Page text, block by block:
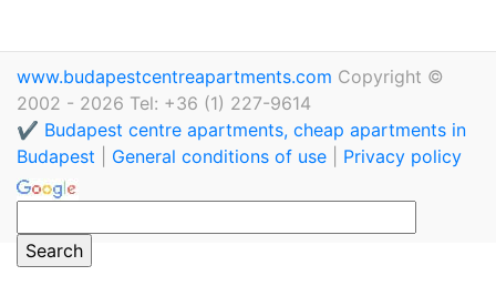
www.budapestcentreapartments.com Copyright ©
2002 - 2026 Tel: +36 (1) 227-9614
✔️ Budapest centre apartments, cheap apartments in
Budapest
General conditions of use Privacy policy